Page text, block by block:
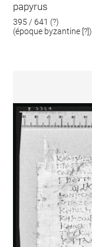
papyrus
395 / 641 (?)
(époque byzantine [?])